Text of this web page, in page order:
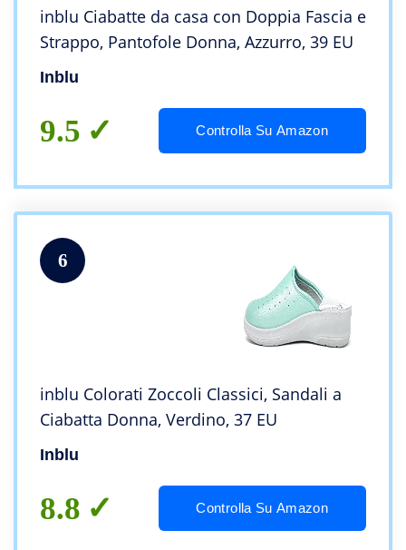
inblu Ciabatte da casa con Doppia Fascia e
Strappo, Pantofole Donna, Azzurro, 39 EU
Inblu
9.5 Controlla Su Amazon
6
inblu Colorati Zoccoli Classici, Sandali a
Ciabatta Donna, Verdino, 37 EU
Inblu
8.8 Controlla Su Amazon